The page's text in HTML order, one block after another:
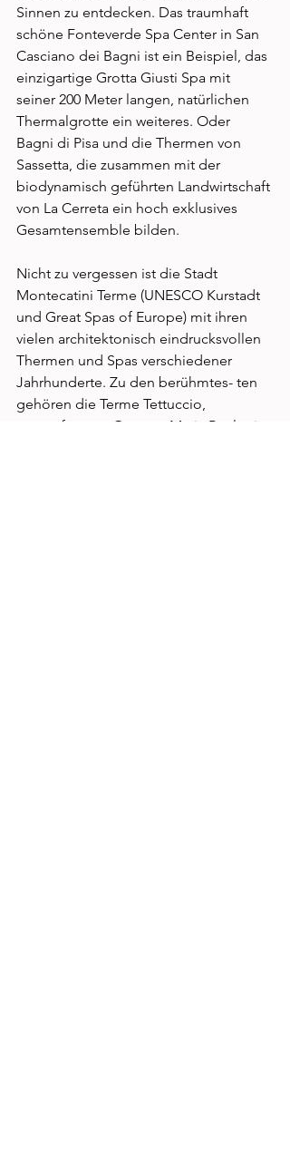
Sinnen zu entdecken. Das traumhaft
schöne Fonteverde Spa Center in San
Casciano dei Bagni ist ein Beispiel, das
einzigartige Grotta Giusti Spa mit
seiner 200 Meter langen, natürlichen
Thermalgrotte ein weiteres. Oder
Bagni di Pisa und die Thermen von
Sassetta, die zusammen mit der
biodynamisch geführten Landwirtschaft
von La Cerreta ein hoch exklusives
Gesamtensemble bilden.
Nicht zu vergessen ist die Stadt
Montecatini Terme (UNESCO Kurstadt
und Great Spas of Europe) mit ihren
vielen architektonisch eindrucksvollen
Thermen und Spas verschiedener
Jahrhunderte. Zu den berühmtes- ten
gehören die Terme Tettuccio,
entworfen von Gaspare Maria Paoletti,